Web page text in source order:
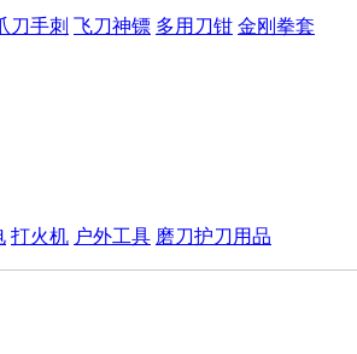
刀手刺 飞刀神镖 多用刀钳 金刚拳套
打火机 户外工具 磨刀护刀用品